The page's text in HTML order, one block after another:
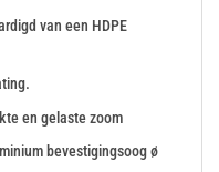
van een HDPE
en gelaste zoom
bevestigingsoog ø